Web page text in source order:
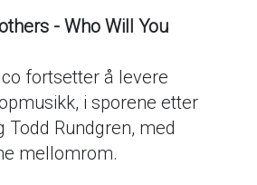
- Who Will You
fortsetter å levere
i sporene etter
Todd Rundgren, med
mellomrom.